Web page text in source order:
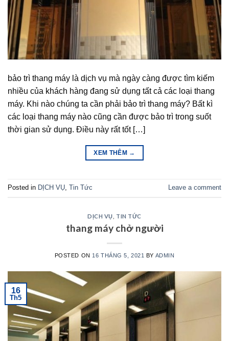
bảo trì thang máy là dịch vụ mà ngày càng được tìm kiếm
nhiều của khách hàng đang sử dụng tất cả các loại thang
máy. Khi nào chúng ta cần phải bảo trì thang máy? Bất kì
các loại thang máy nào cũng cần được bảo trì trong suốt
thời gian sử dụng. Điều này rất tốt […]
XEM THÊM →
Posted in DỊCH VỤ, Tin Tức Leave a comment
DỊCH VỤ TIN TỨC
thang máy chở người
POSTED ON 16 THÁNG 5, 2021 BY ADMIN
16
Th5